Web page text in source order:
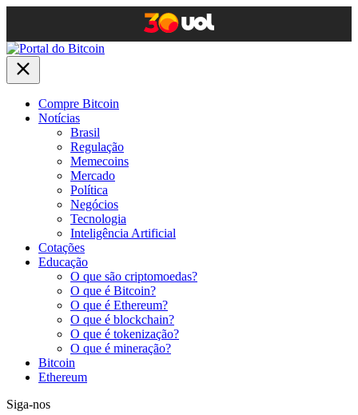
Compre Bitcoin
Notícias
Brasil
Regulação
Memecoins
Mercado
Política
Negócios
Tecnologia
Inteligência Artificial
Cotações
Educação
O que são criptomoedas?
O que é Bitcoin?
O que é Ethereum?
O que é blockchain?
O que é tokenização?
O que é mineração?
Bitcoin
Ethereum
Siga-nos